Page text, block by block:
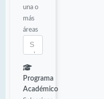
una o
más
áreas
Programa
Académico